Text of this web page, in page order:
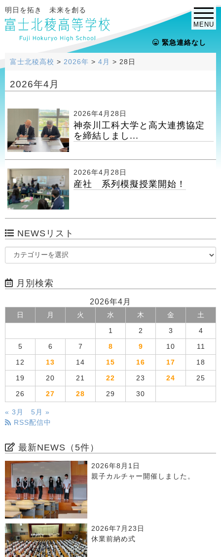
MENU
明日を拓き 未来を創る
緊急連絡なし
富士北稜高校 > 2026年 > 4月 > 28日
2026年4月
2026年4月28日
神奈川工科大学と高大連携協定
を締結しまし...
2026年4月28日
産社 系列模擬授業開始！
NEWSリスト
月別検索
2026年4月
日 月 火 水 木 金 土
1 2 3 4
5 6 7 8 9 10 11
12 13 14 15 16 17 18
19 20 21 22 23 24 25
26 27 28 29 30
« 3月
5月 »
RSS配信中
最新NEWS（5件）
2026年8月1日
親子カルチャー開催しました。
2026年7月23日
休業前納め式